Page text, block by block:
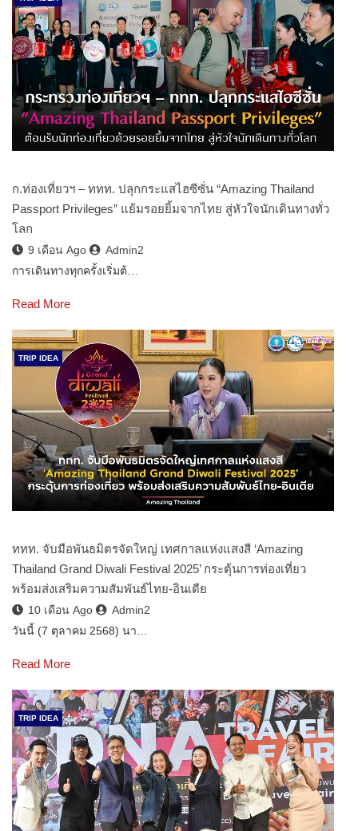
ก.ท่องเที่ยวฯ – ททท. ปลุกกระแสไฮซีซั่น “Amazing Thailand
Passport Privileges” แย้มรอยยิ้มจากไทย สู่หัวใจนักเดินทางทั่ว
โลก
9 เดือน Ago
Admin2
การเดินทางทุกครั้งเริ่มต้…
Read More
TRIP IDEA
ททท. จับมือพันธมิตรจัดใหญ่ เทศกาลแห่งแสงสี ‘Amazing
Thailand Grand Diwali Festival 2025’ กระตุ้นการท่องเที่ยว
พร้อมส่งเสริมความสัมพันธ์ไทย-อินเดีย
10 เดือน Ago
Admin2
วันนี้ (7 ตุลาคม 2568) นา…
Read More
TRIP IDEA